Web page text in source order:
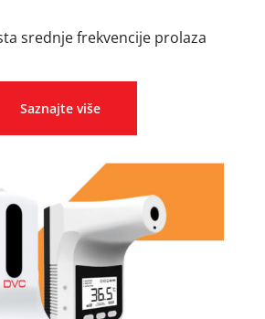
srednje frekvencije prolaza
Saznajte više